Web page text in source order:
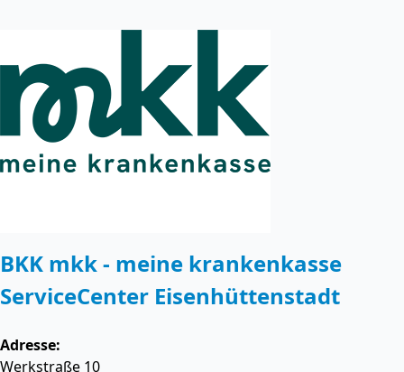
BKK mkk - meine krankenkasse
ServiceCenter Eisenhüttenstadt
Adresse:
Werkstraße 10